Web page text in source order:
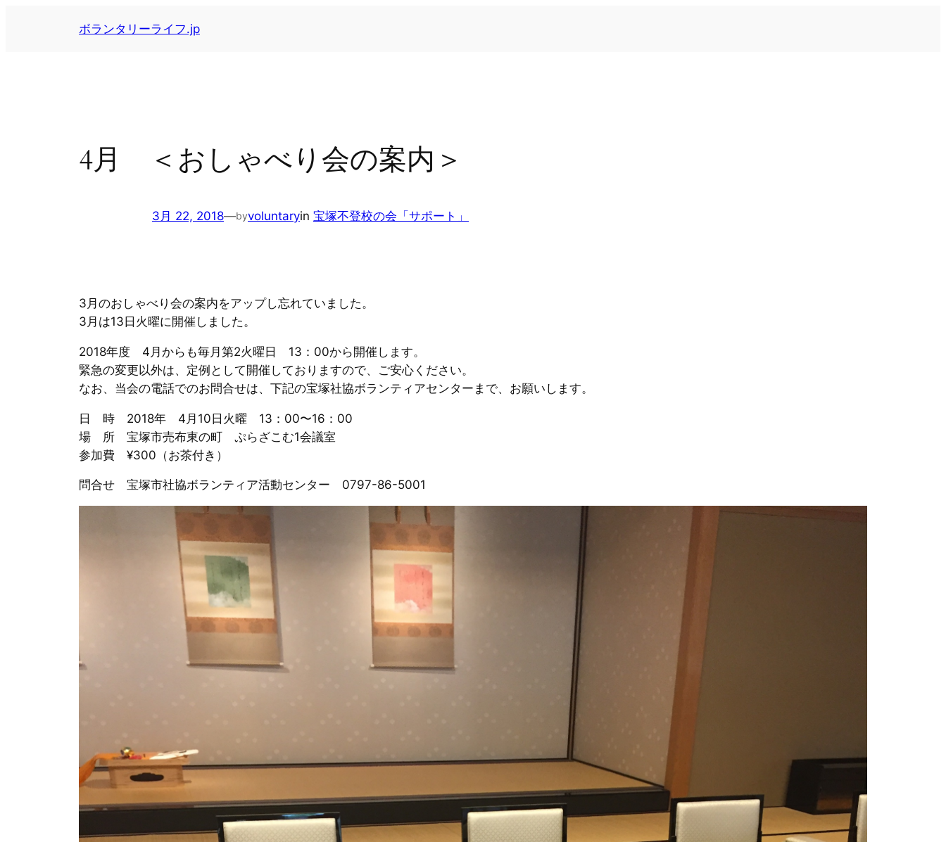
ボランタリーライフ.jp
4月 ＜おしゃべり会の案内＞
3月 22, 2018—byvoluntaryin 宝塚不登校の会「サポート」
3月のおしゃべり会の案内をアップし忘れていました。
3月は13日火曜に開催しました。
2018年度 4月からも毎月第2火曜日 13：00から開催します。
緊急の変更以外は、定例として開催しておりますので、ご安心ください。
なお、当会の電話でのお問合せは、下記の宝塚社協ボランティアセンターまで、お願いします。
日 時 2018年 4月10日火曜 13：00〜16：00
場 所 宝塚市売布東の町 ぷらざこむ1会議室
参加費 ¥300（お茶付き）
問合せ 宝塚市社協ボランティア活動センター 0797-86-5001